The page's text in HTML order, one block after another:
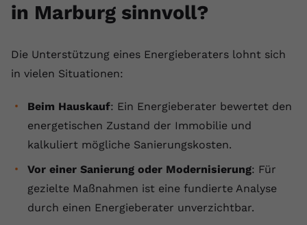
in Marburg sinnvoll?
Die Unterstützung eines Energieberaters lohnt sich
in vielen Situationen:
Beim Hauskauf: Ein Energieberater bewertet den
energetischen Zustand der Immobilie und
kalkuliert mögliche Sanierungskosten.
Vor einer Sanierung oder Modernisierung: Für
gezielte Maßnahmen ist eine fundierte Analyse
durch einen Energieberater unverzichtbar.